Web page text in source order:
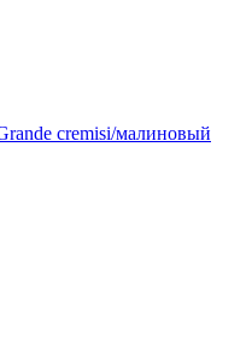
cremisi/малиновый